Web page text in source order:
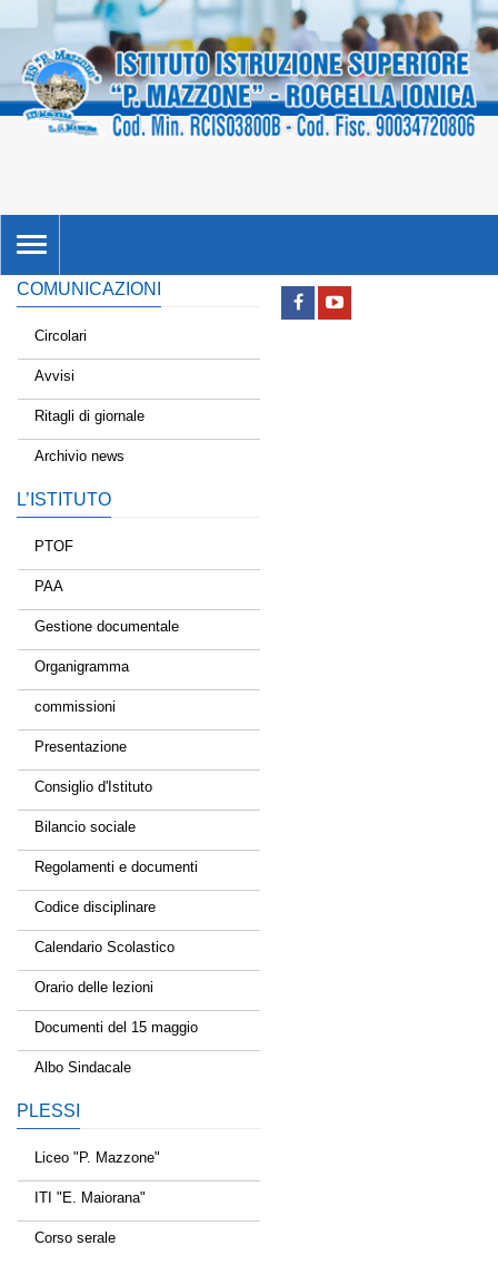
TOGGLE
NAVIGATION
COMUNICAZIONI
Circolari
Avvisi
Ritagli di giornale
Archivio news
L’ISTITUTO
PTOF
PAA
Gestione documentale
Organigramma
commissioni
Presentazione
Consiglio d'Istituto
Bilancio sociale
Regolamenti e documenti
Codice disciplinare
Calendario Scolastico
Orario delle lezioni
Documenti del 15 maggio
Albo Sindacale
PLESSI
Liceo "P. Mazzone"
ITI "E. Maiorana"
Corso serale